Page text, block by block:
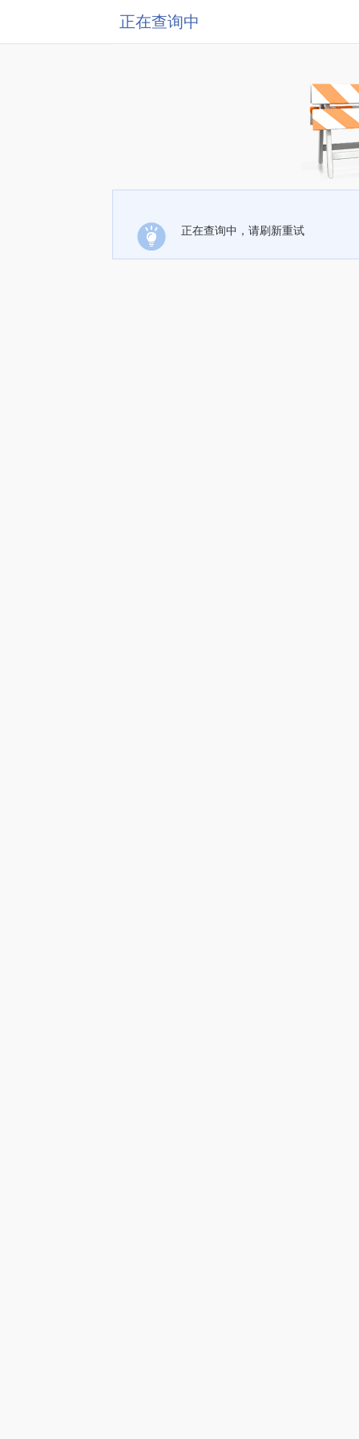
正在查询中
正在查询中，请刷新重试